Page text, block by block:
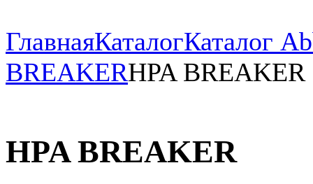
ГлавнаяКаталогКаталог
BREAKERHPA BREAKER
HPA BREAKER